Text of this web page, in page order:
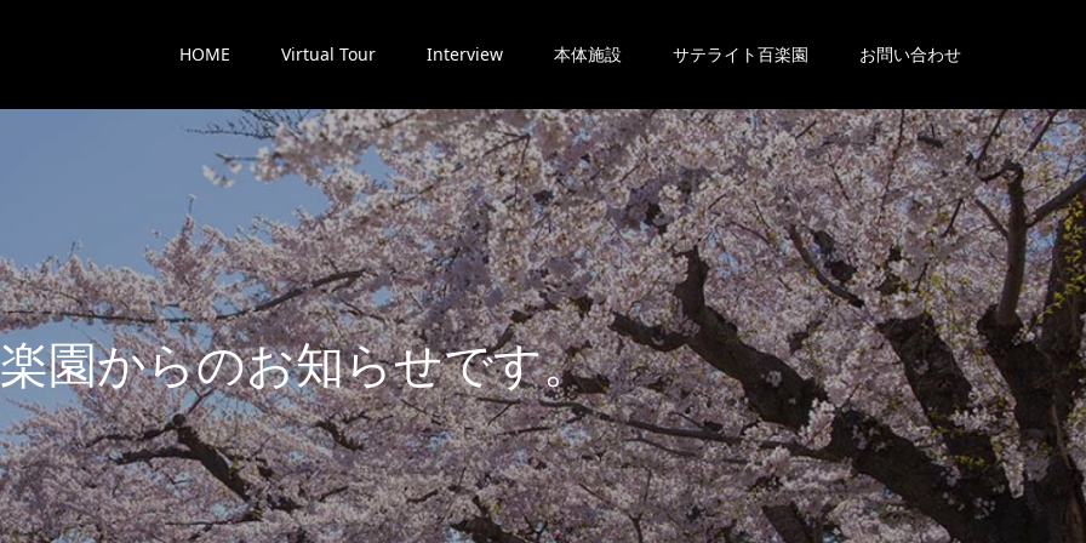
HOME Virtual Tour Interview 本体施設 サテライト百楽園 お問い合わせ
楽園からのお知らせです。